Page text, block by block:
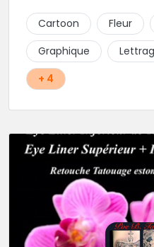
au projet perso, ils
offrons un
idées. En plein centre de
génial, hygiène
m'est bien difficile!
Cartoon Fleur
Graphique
+ 4